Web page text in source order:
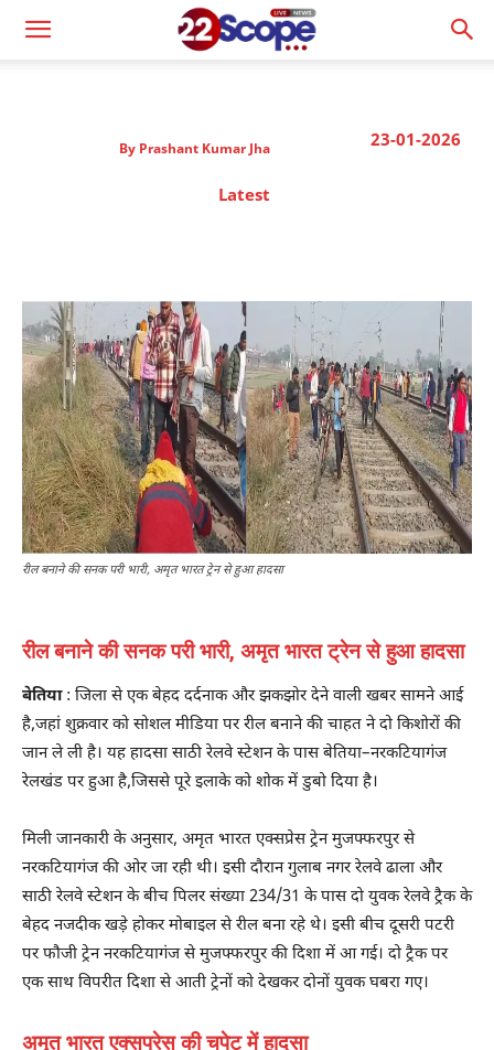
23-01-2026
By Prashant Kumar Jha
Latest
रील बनाने की सनक परी भारी, अमृत भारत ट्रेन से हुआ हादसा
रील बनाने की सनक परी भारी, अमृत भारत ट्रेन से हुआ हादसा
बेतिया: जिला से एक बेहद दर्दनाक और झकझोर देने वाली खबर सामने आई
है,जहां शुक्रवार को सोशल मीडिया पर रील बनाने की चाहत ने दो किशोरों की
जान ले ली है। यह हादसा साठी रेलवे स्टेशन के पास बेतिया–नरकटियागंज
रेलखंड पर हुआ है,जिससे पूरे इलाके को शोक में डुबो दिया है।
मिली जानकारी के अनुसार, अमृत भारत एक्सप्रेस ट्रेन मुजफ्फरपुर से
नरकटियागंज की ओर जा रही थी। इसी दौरान गुलाब नगर रेलवे ढाला और
साठी रेलवे स्टेशन के बीच पिलर संख्या 234/31 के पास दो युवक रेलवे ट्रैक के
बेहद नजदीक खड़े होकर मोबाइल से रील बना रहे थे। इसी बीच दूसरी पटरी
पर फौजी ट्रेन नरकटियागंज से मुजफ्फरपुर की दिशा में आ गई। दो ट्रैक पर
एक साथ विपरीत दिशा से आती ट्रेनों को देखकर दोनों युवक घबरा गए।
अमृत भारत एक्सप्रेस की चपेट में हादसा